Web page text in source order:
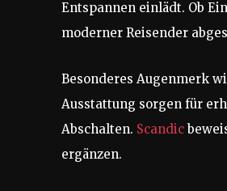
Entspannen einlädt. Ob
moderner Reisender
Besonderes Augenmerk
Ausstattung sorgen für
Abschalten. Scandic
ergänzen.